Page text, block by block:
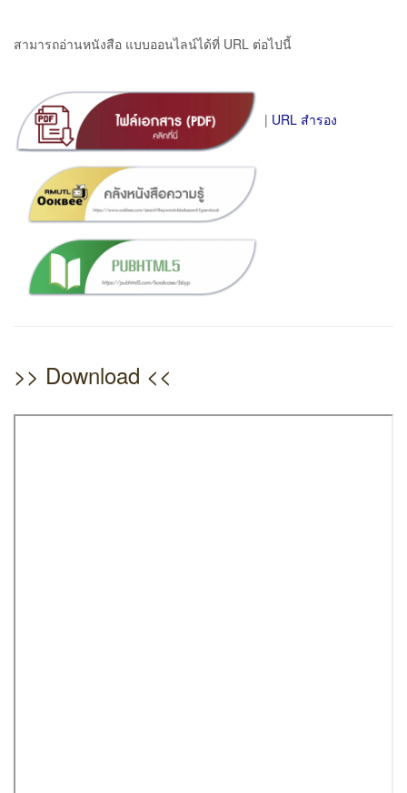
สามารถอ่านหนังสือ แบบออนไลน์ได้ที่ URL ต่อไปนี้
| URL สำรอง
>> Download <<